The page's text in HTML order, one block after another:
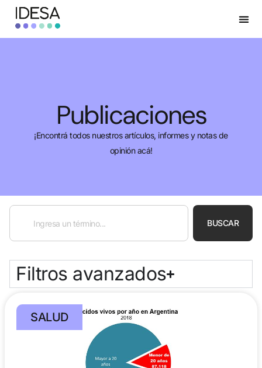
Publicaciones
¡Encontrá todos nuestros artículos, informes y notas de
opinión acá!
BUSCAR
Filtros avanzados
SALUD